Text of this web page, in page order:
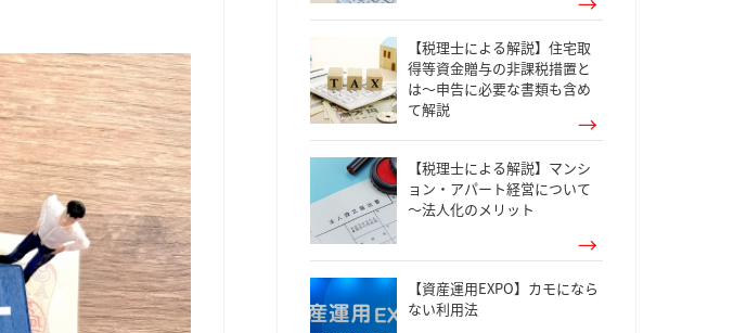
【税理士による解説】住宅取
得等資金贈与の非課税措置と
は～申告に必要な書類も含め
て解説
【税理士による解説】マンシ
ョン・アパート経営について
～法人化のメリット
【資産運用EXPO】カモになら
ない利用法